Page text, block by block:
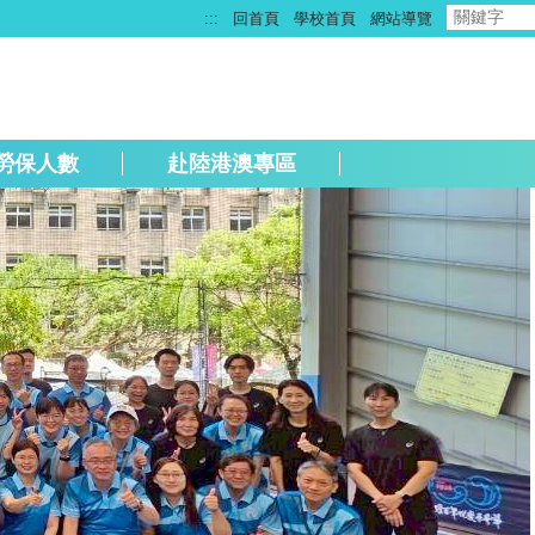
::: 回首頁 學校首頁 網站導覽
保人數 赴陸港澳專區